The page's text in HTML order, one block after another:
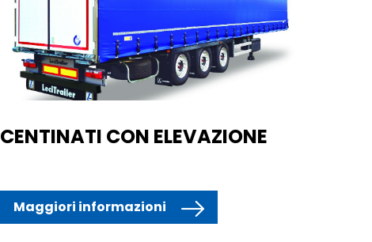
CENTINATI CON ELEVAZIONE
Maggiori informazioni